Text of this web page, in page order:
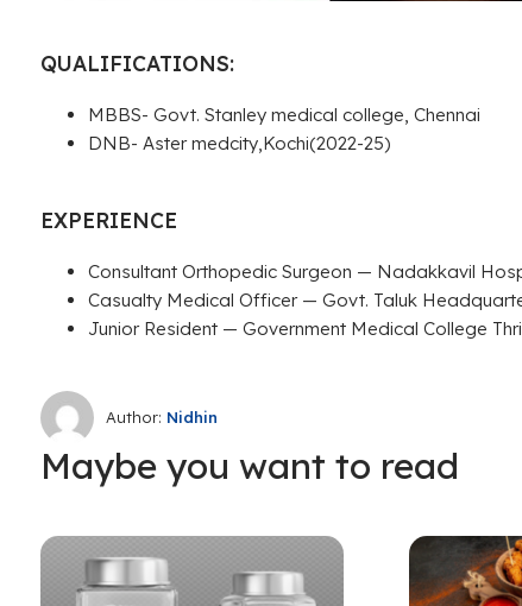
QUALIFICATIONS:
MBBS- Govt. Stanley medical college, Chennai
DNB- Aster medcity,Kochi(2022-25)
EXPERIENCE
Consultant Orthopedic Surgeon — Nadakkavil
Casualty Medical Officer — Govt. Taluk
Junior Resident — Government Medical College
Author: Nidhin
Maybe you want to read